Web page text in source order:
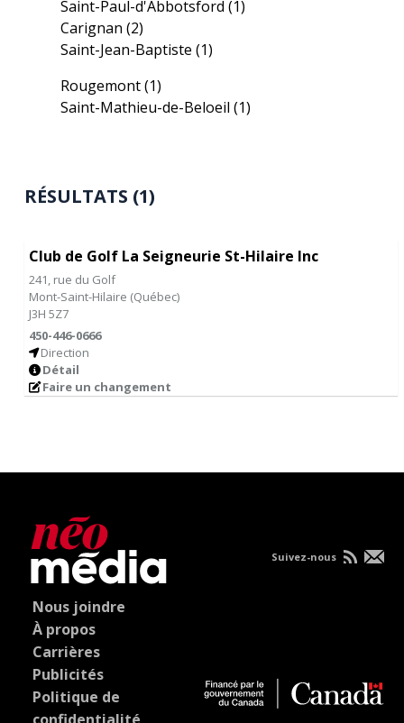
Saint-Paul-d'Abbotsford(1)
Carignan(2)
Saint-Jean-Baptiste(1)
Rougemont(1)
Saint-Mathieu-de-Beloeil(1)
RÉSULTATS (1)
Club de Golf La Seigneurie St-Hilaire Inc
241, rue du Golf
Mont-Saint-Hilaire (Québec)
J3H 5Z7
450-446-0666
Direction
Détail
Faire un changement
Nous joindre
À propos
Carrières
Publicités
Politique de
Suivez-nous